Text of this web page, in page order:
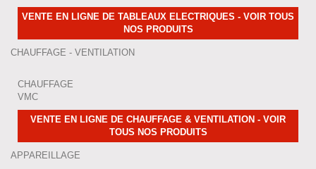
VENTE EN LIGNE DE TABLEAUX ELECTRIQUES - VOIR TOUS
NOS PRODUITS
CHAUFFAGE - VENTILATION
CHAUFFAGE
VMC
VENTE EN LIGNE DE CHAUFFAGE & VENTILATION - VOIR
TOUS NOS PRODUITS
APPAREILLAGE